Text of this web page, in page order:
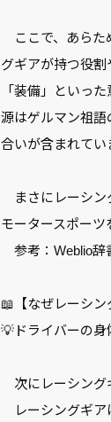
ここで、あらた
グギアが持つ役割
「装備」といっ
源はゲルマン祖
合いが含まれてい
まさにレーシン
モータースポーツ
参考：Weblio辞
📖【なぜレーシン
💡ドライバーの身
次にレーシング
レーシングギア